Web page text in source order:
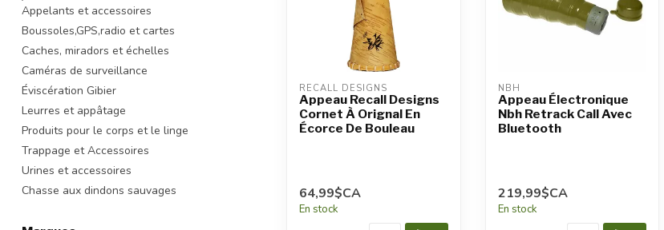
Appelants et accessoires
Boussoles,GPS,radio et cartes
Caches, miradors et échelles
Caméras de surveillance
Éviscération Gibier
Leurres et appâtage
Produits pour le corps et le linge
Trappage et Accessoires
Urines et accessoires
Chasse aux dindons sauvages
RECALL DESIGNS
Appeau Recall Designs
Cornet À Orignal En
Écorce De Bouleau
64,99$CA
En stock
NBH
Appeau Électronique
Nbh Retrack Call Avec
Bluetooth
219,99$CA
En stock